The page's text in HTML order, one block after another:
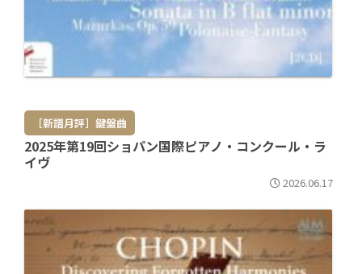
［新譜月評］鍵盤曲
2025年第19回ショパン国際ピアノ・コンクール・ラ
イヴ
2026.06.17